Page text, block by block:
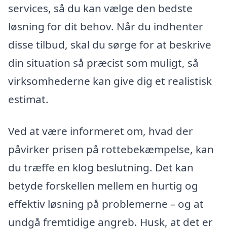
services, så du kan vælge den bedste
løsning for dit behov. Når du indhenter
disse tilbud, skal du sørge for at beskrive
din situation så præcist som muligt, så
virksomhederne kan give dig et realistisk
estimat.
Ved at være informeret om, hvad der
påvirker prisen på rottebekæmpelse, kan
du træffe en klog beslutning. Det kan
betyde forskellen mellem en hurtig og
effektiv løsning på problemerne – og at
undgå fremtidige angreb. Husk, at det er